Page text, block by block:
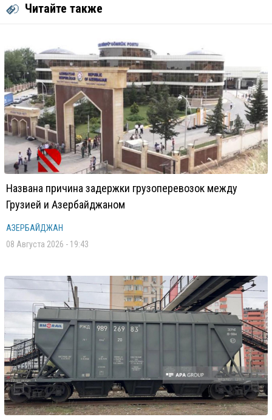
Читайте также
Названа причина задержки грузоперевозок между
Грузией и Азербайджаном
АЗЕРБАЙДЖАН
08 Августа 2026 - 19:43